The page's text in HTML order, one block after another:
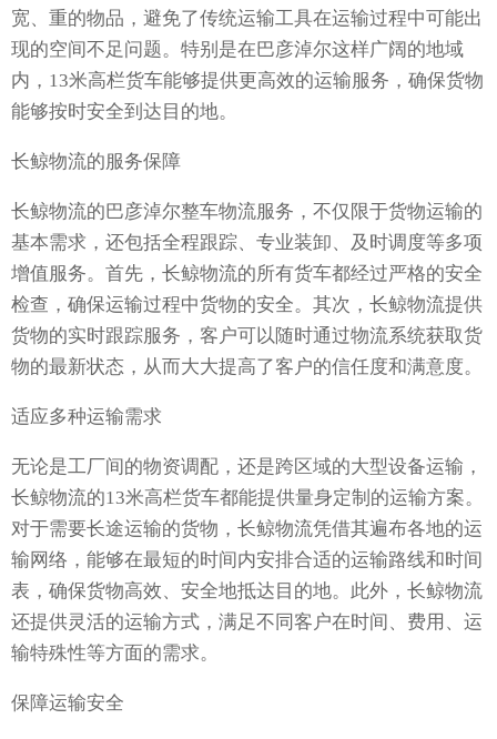
宽、重的物品，避免了传统运输工具在运输过程中可能出
现的空间不足问题。特别是在巴彦淖尔这样广阔的地域
内，13米高栏货车能够提供更高效的运输服务，确保货物
能够按时安全到达目的地。
长鲸物流的服务保障
长鲸物流的巴彦淖尔整车物流服务，不仅限于货物运输的
基本需求，还包括全程跟踪、专业装卸、及时调度等多项
增值服务。首先，长鲸物流的所有货车都经过严格的安全
检查，确保运输过程中货物的安全。其次，长鲸物流提供
货物的实时跟踪服务，客户可以随时通过物流系统获取货
物的最新状态，从而大大提高了客户的信任度和满意度。
适应多种运输需求
无论是工厂间的物资调配，还是跨区域的大型设备运输，
长鲸物流的13米高栏货车都能提供量身定制的运输方案。
对于需要长途运输的货物，长鲸物流凭借其遍布各地的运
输网络，能够在最短的时间内安排合适的运输路线和时间
表，确保货物高效、安全地抵达目的地。此外，长鲸物流
还提供灵活的运输方式，满足不同客户在时间、费用、运
输特殊性等方面的需求。
保障运输安全